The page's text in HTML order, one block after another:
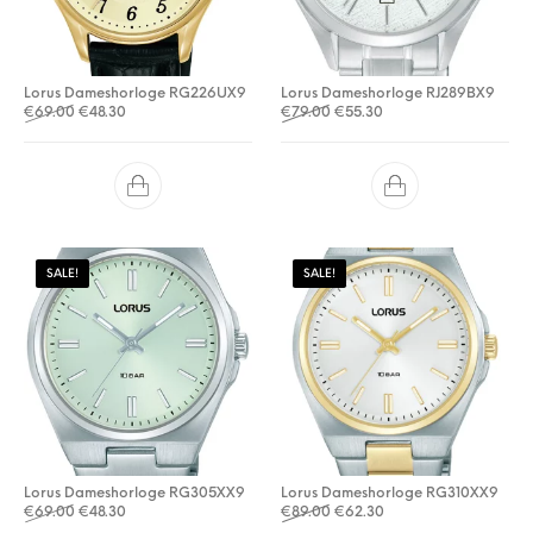
Lorus Dameshorloge RG226UX9
€69.00 Oorspronkelijke prijs was: €69.00.
€48.30 Huidige prijs is: €48.30.
Lorus Dameshorloge RJ289BX9
€79.00 Oorspronkelijke prijs was:
€55.30
SALE!
Lorus Dameshorloge RG305XX9
€69.00 Oorspronkelijke prijs was: €69.00.
€48.30 Huidige prijs is: €48.30.
SALE!
Lorus Dameshorloge RG310XX9
€89.00 Oorspronkelijke prijs was:
€62.30